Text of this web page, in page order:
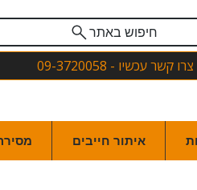
חיפוש באתר
צרו קשר עכשיו - 09-3720058
איתור חייבים